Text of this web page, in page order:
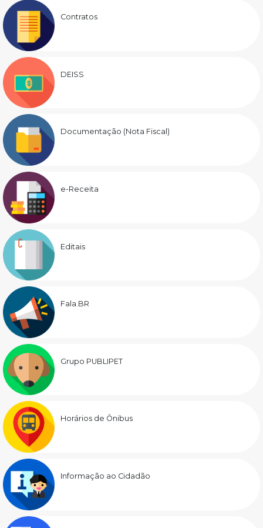
Contratos
DEISS
Documentação (Nota Fiscal)
e-Receita
Editais
Fala.BR
Grupo PUBLIPET
Horários de Ônibus
Informação ao Cidadão